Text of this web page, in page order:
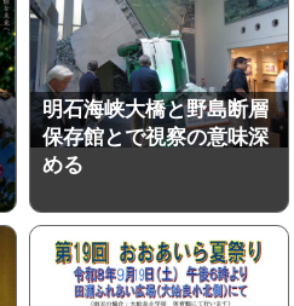
明石海峡大橋と野島断層
保存館とで視察の意味深
める